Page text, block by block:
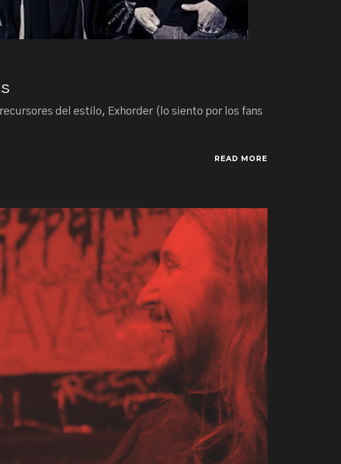
del estilo, Exhorder (lo siento por los fans
READ MORE